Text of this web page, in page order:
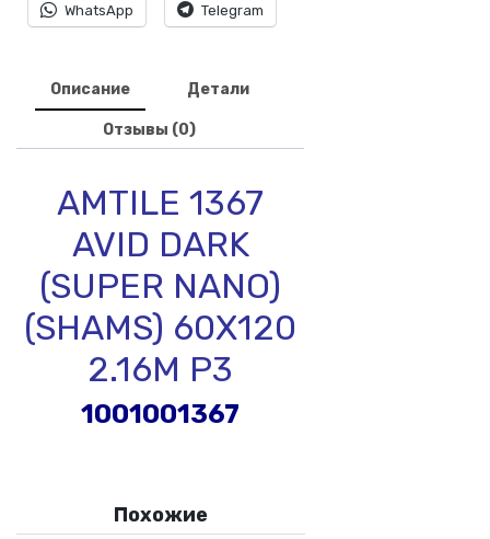
WhatsApp Telegram
Описание Детали
Отзывы (0)
AMTILE 1367
AVID DARK
(SUPER NANO)
(SHAMS) 60X120
2.16M P3
1001001367
Похожие